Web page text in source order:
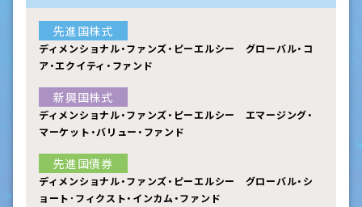
先進国株式
ディメンショナル・ファンズ・ピーエルシー グローバル・コ
ア・エクイティ・ファンド
新興国株式
ディメンショナル・ファンズ・ピーエルシー エマージング・
マーケット・バリュー・ファンド
先進国債券
ディメンショナル・ファンズ・ピーエルシー グローバル・シ
ョート･フィクスト・インカム・ファンド